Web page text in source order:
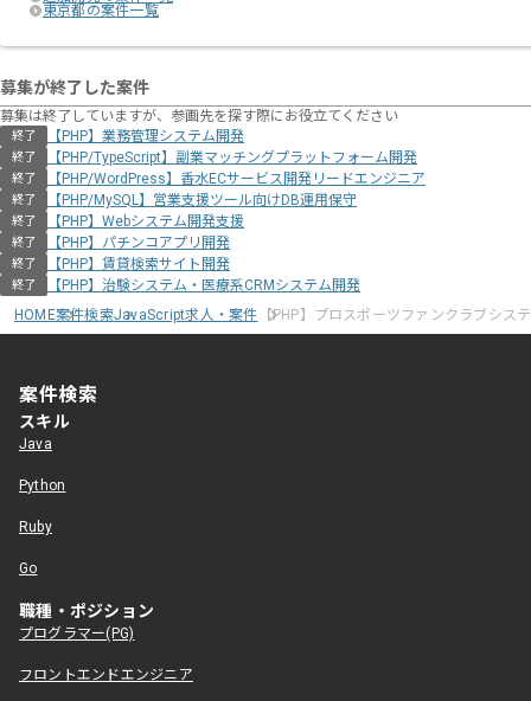
東京都の案件一覧
募集が終了した案件
募集は終了していますが、参画先を探す際にお役立てください
終了 【PHP】業務管理システム開発
終了 【PHP/TypeScript】副業マッチングプラットフォーム開発
終了 【PHP/WordPress】香水ECサービス開発リードエンジニア
終了 【PHP/MySQL】営業支援ツール向けDB運用保守
終了 【PHP】Webシステム開発支援
終了 【PHP】パチンコアプリ開発
終了 【PHP】賃貸検索サイト開発
終了
【PHP】治験システム・医療系CRMシステム開発
HOME案件検索JavaScript求人・案件 【PHP】プロスポーツファンクラブシス
案件検索
スキル
Java
Python
Ruby
Go
職種・ポジション
プログラマー(PG)
フロントエンドエンジニア